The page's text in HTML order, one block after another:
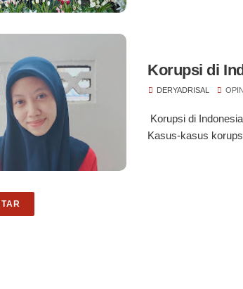
Korupsi di
DERYADRISAL
Korupsi di
Kasus-kasus